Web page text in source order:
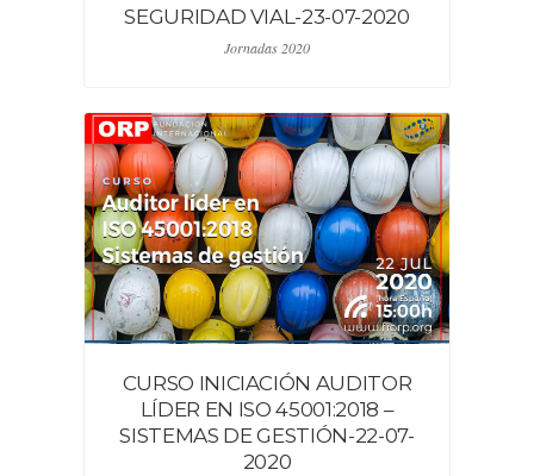
SEGURIDAD VIAL-23-07-2020
Jornadas 2020
CURSO INICIACIÓN AUDITOR
LÍDER EN ISO 45001:2018 –
SISTEMAS DE GESTIÓN-22-07-
2020